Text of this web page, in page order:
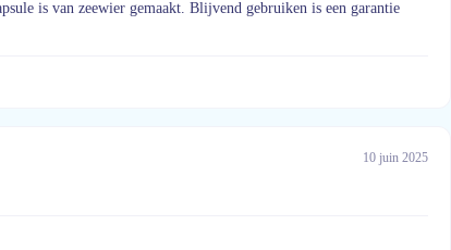
is van zeewier gemaakt. Blijvend gebruiken is een garantie
10 juin 2025